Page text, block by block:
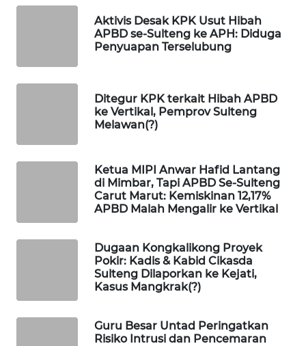
Aktivis Desak KPK Usut Hibah
APBD se-Sulteng ke APH: Diduga
Penyuapan Terselubung
Ditegur KPK terkait Hibah APBD
ke Vertikal, Pemprov Sulteng
Melawan(?)
Ketua MIPI Anwar Hafid Lantang
di Mimbar, Tapi APBD Se-Sulteng
Carut Marut: Kemiskinan 12,17%
APBD Malah Mengalir ke Vertikal
Dugaan Kongkalikong Proyek
Pokir: Kadis & Kabid Cikasda
Sulteng Dilaporkan ke Kejati,
Kasus Mangkrak(?)
Guru Besar Untad Peringatkan
Risiko Intrusi dan Pencemaran
WAHANA
DESA
KELISTRIKAN